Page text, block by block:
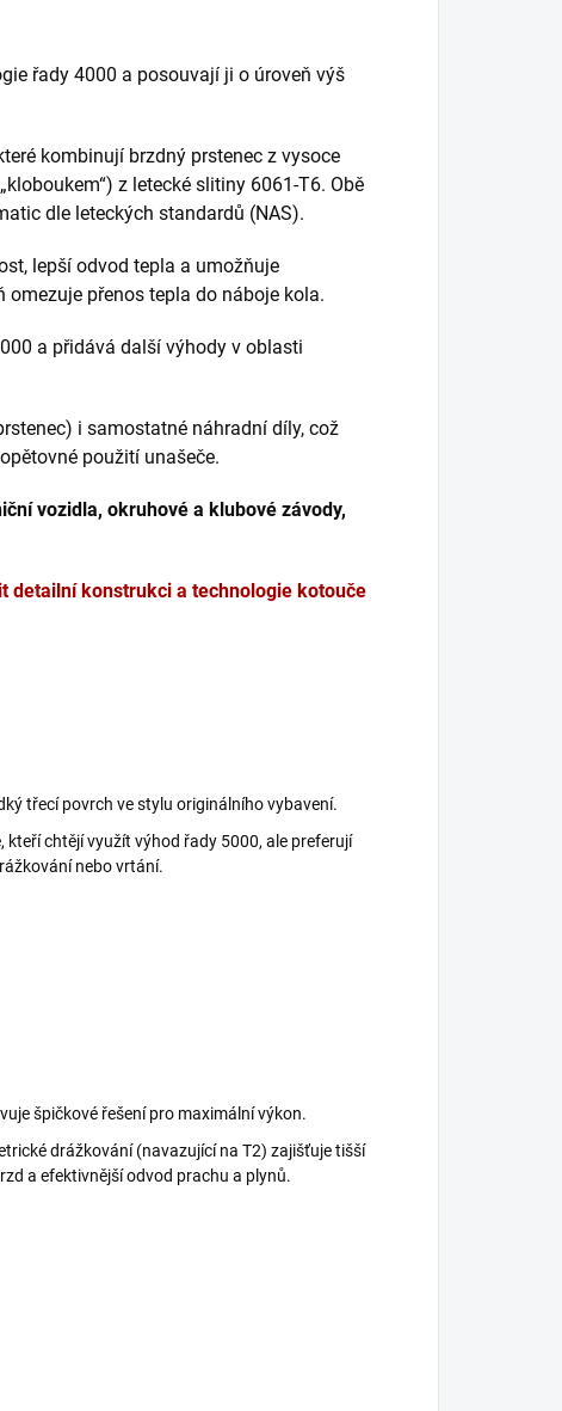
řady 4000 a posouvají ji o úroveň výš
kombinují brzdný prstenec z vysoce
z letecké slitiny 6061-T6. Obě
dle leteckých standardů (NAS).
lepší odvod tepla a umožňuje
přenos tepla do náboje kola.
a přidává další výhody v oblasti
i samostatné náhradní díly, což
použití unašeče.
vozidla, okruhové a klubové závody,
detailní konstrukci a technologie kotouče
třecí povrch ve stylu originálního vybavení.
kteří chtějí využít výhod řady 5000, ale preferují
nebo vrtání.
špičkové řešení pro maximální výkon.
drážkování (navazující na T2) zajišťuje tišší
a efektivnější odvod prachu a plynů.